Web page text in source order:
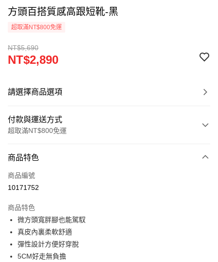
方頭百搭質感高跟短靴-黑
超取滿NT$800免運
NT$5,690
NT$2,890
請選擇商品選項
付款與運送方式
超取滿NT$800免運
信用卡一次付款
超商取貨付款
Apple Pay
街口支付
悠遊付
商品特色
商品編號
10171752
商品特色
微方頭寬胖腳也能駕馭
真皮內裏柔軟舒適
彈性設計方便好穿脫
5CM好走無負擔